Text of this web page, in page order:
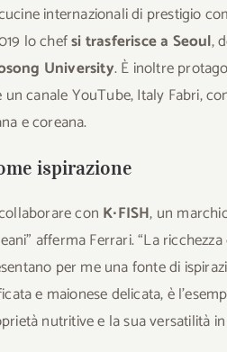
internazionali di prestigio
lo chefsi trasferisce a Seoul,
University. È inoltre
un canale YouTube, Italy Fabri,
e coreana.
ispirazione
con K∙FISH, un
afferma Ferrari. “La
per me una fonte di
e maionese delicata, è
nutritive e la sua versatilità